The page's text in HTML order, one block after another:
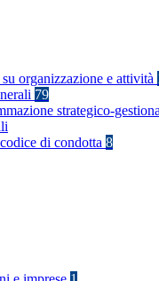
organizzazione e attività
79
strategico-
di condotta 8